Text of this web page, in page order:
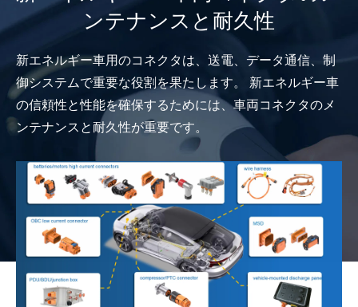
ンテナンスと耐久性
新エネルギー車用のコネクタは、送電、データ通信、制
御システムで重要な役割を果たします。 新エネルギー車
の信頼性と性能を確保するためには、車両コネクタのメ
ンテナンスと耐久性が重要です。